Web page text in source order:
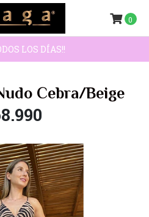
LOS DÍAS!!
0
Cebra/Beige